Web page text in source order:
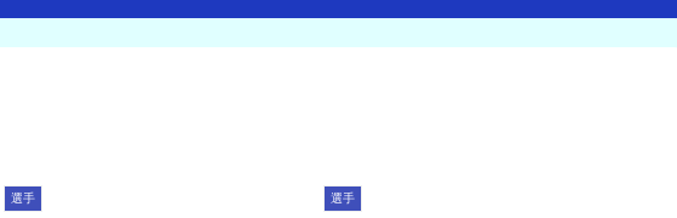
選手 選手